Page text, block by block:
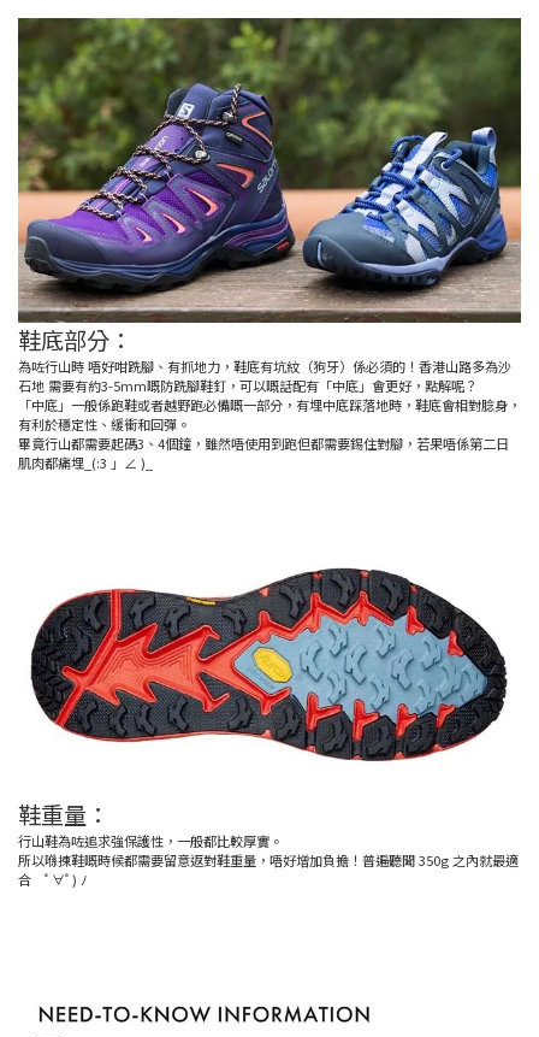
鞋底部分：
為咗行山時 唔好咁跣腳、有抓地力，鞋底有坑紋（狗牙）係必須的！香港山路多為沙
石地 需要有約3-5mm嘅防跣腳鞋釘，可以嘅話配有「中底」會更好，點解呢？
「中底」一般係跑鞋或者越野跑必備嘅一部分，有埋中底踩落地時，鞋底會相對腍身，
有利於穩定性、緩衝和回彈。
畢竟行山都需要起碼3、4個鐘，雖然唔使用到跑但都需要錫住對腳，若果唔係第二日
肌肉都痛埋_(:3 」∠ )_
鞋重量：
行山鞋為咗追求強保護性，一般都比較厚實。
所以喺揀鞋嘅時候都需要留意返對鞋重量，唔好增加負擔！普遍聽聞 350g 之內就最適
合 ﾟ∀ﾟ) ﾉ